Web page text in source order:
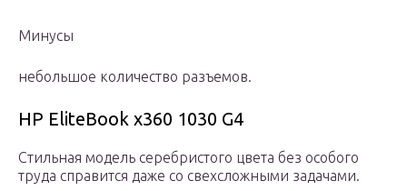
Минусы
небольшое количество разъемов.
HP EliteBook x360 1030 G4
Стильная модель серебристого цвета без особого
труда справится даже со свехсложными задачами.